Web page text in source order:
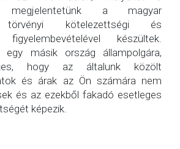
megjelentetünk a magyar
törvényi kötelezettségi és
figyelembevételével készültek.
egy másik ország állampolgára,
hogy az általunk közölt
és árak az Ön számára nem
és az ezekből fakadó esetleges
képezik.